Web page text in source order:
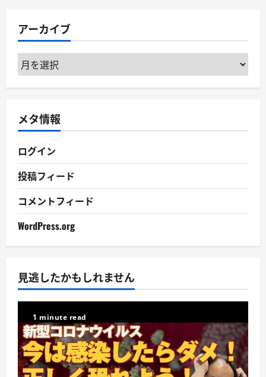
ー
アーカイブ
ア
ー
ブ
メタ情報
ログイン
投稿フィード
コメントフィード
WordPress.org
見逃したかもしれません
1 minute read